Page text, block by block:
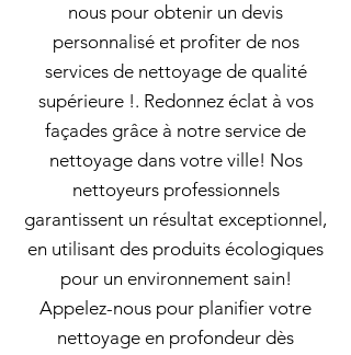
nous pour obtenir un devis
personnalisé et profiter de nos
services de nettoyage de qualité
supérieure !. Redonnez éclat à vos
façades grâce à notre service de
nettoyage dans votre ville! Nos
nettoyeurs professionnels
garantissent un résultat exceptionnel,
en utilisant des produits écologiques
pour un environnement sain!
Appelez-nous pour planifier votre
nettoyage en profondeur dès